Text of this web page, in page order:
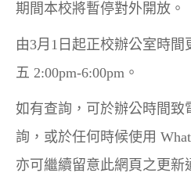
期間本校將暫停對外開放。
由3月1日起正校辦公室時
五 2:00pm-6:00pm。
如有查詢，可於辦公時間致
詢，或於任何時候使用
亦可繼續留意此網頁之更新